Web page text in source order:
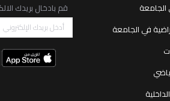
الجامعة
في الجامعة
قم بادخال بريدك